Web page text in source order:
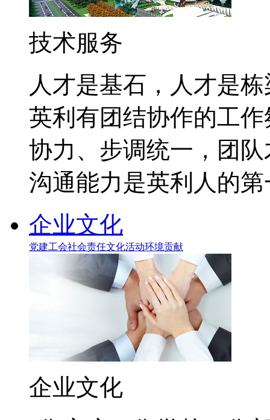
技术服务
人才是基石，人才是
英利有团结协作的工
协力、步调统一，团
沟通能力是英利人的
企业文化
党建工会社会责任文化活动环境贡献
企业文化